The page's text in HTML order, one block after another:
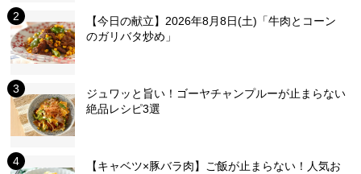
【今日の献立】2026年8月8日(土)「牛肉とコーン
のガリバタ炒め」
ジュワッと旨い！ゴーヤチャンプルーが止まらない
絶品レシピ3選
【キャベツ×豚バラ肉】ご飯が止まらない！人気お